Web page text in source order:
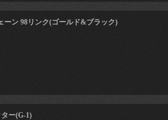
ーン 98リンク(ゴールド&ブラック)
ー(G-1)